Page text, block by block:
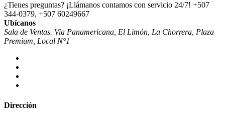
¿Tienes preguntas? ¡Llámanos contamos con servicio 24/7! +507
344-0379, +507 60249667
Ubícanos
Sala de Ventas. Via Panamericana, El Limón, La Chorrera, Plaza
Premium, Local N°1
Dirección